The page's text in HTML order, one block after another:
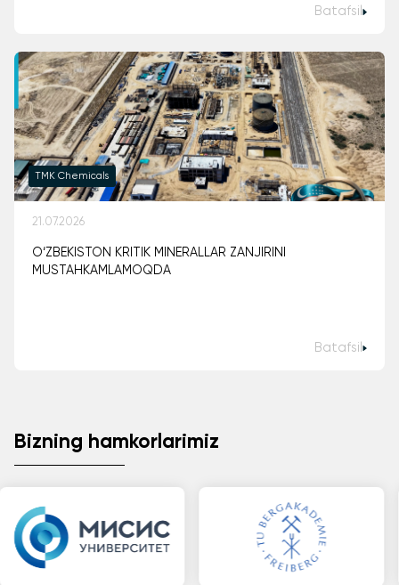
Batafsil
TMK Chemicals
21.07.2026
O‘ZBEKISTON KRITIK MINERALLAR ZANJIRINI
MUSTAHKAMLAMOQDA
Batafsil
Bizning hamkorlarimiz